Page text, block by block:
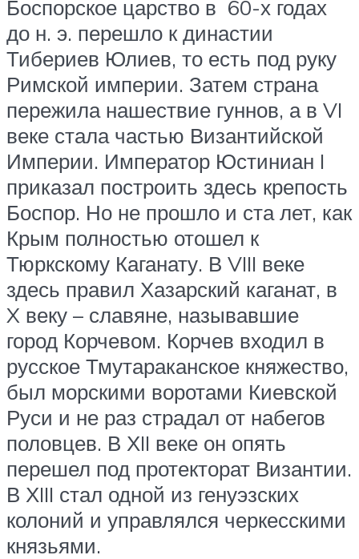
Боспорское царство в 60-х годах
до н. э. перешло к династии
Тибериев Юлиев, то есть под руку
Римской империи. Затем страна
пережила нашествие гуннов, а в VI
веке стала частью Византийской
Империи. Император Юстиниан I
приказал построить здесь крепость
Боспор. Но не прошло и ста лет, как
Крым полностью отошел к
Тюркскому Каганату. В VIII веке
здесь правил Хазарский каганат, в
X веку – славяне, называвшие
город Корчевом. Корчев входил в
русское Тмутараканское княжество,
был морскими воротами Киевской
Руси и не раз страдал от набегов
половцев. В ХII веке он опять
перешел под протекторат Византии.
В ХIII стал одной из генуэзских
колоний и управлялся черкесскими
князьями.